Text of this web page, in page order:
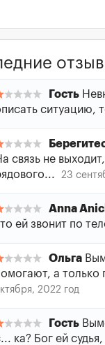
Гость
ситуацию,
связь не
23
Anna
ей звонит по
Ольга
а только
2022 год
Гость
ка? Бог ей